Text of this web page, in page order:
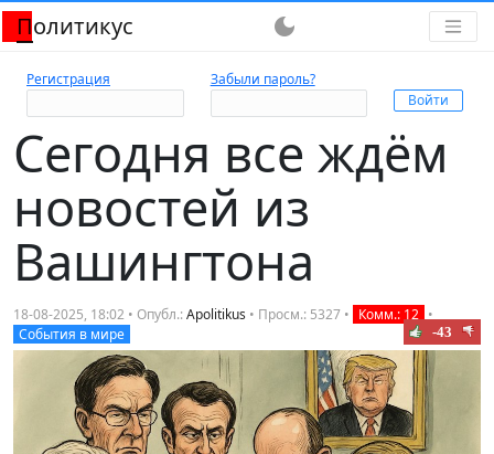
Политикус dark_mode
Регистрация Забыли пароль?
Сегодня все ждём
новостей из
Вашингтона
18-08-2025, 18:02 • Опубл.:Apolitikus • Просм.: 5327 • Комм.: 12 •
События в мире
-43